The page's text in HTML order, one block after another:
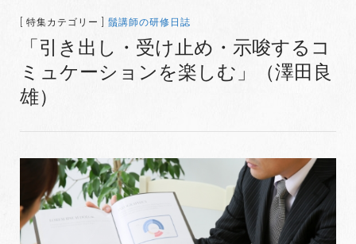
[ 特集カテゴリー ] 鬚講師の研修日誌
「引き出し・受け止め・示唆するコ
ミュケーションを楽しむ」（澤田良
雄）